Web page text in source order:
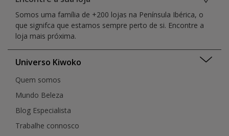
Distrito da Guarda
Lisboa
Madeira
Santarém
Setúbal
Guarda
Guimarães
Leiria
Lisboa
Loulé
Funchal
Matosinhos
Montijo
Porto
Penafiel
Castelo Branco
Coimbra
Covilhã
Ermesinde
Évora
Figueira Da Foz
Funchal
Guarda
Guilhufe
Guimarães
Somos uma família de +200 lojas na Península Ibérica, o
que signifca que estamos sempre perto de si. Encontre a
loja mais próxima.
Universo Kiwoko
Quem somos
Mundo Beleza
Blog Especialista
Trabalhe connosco